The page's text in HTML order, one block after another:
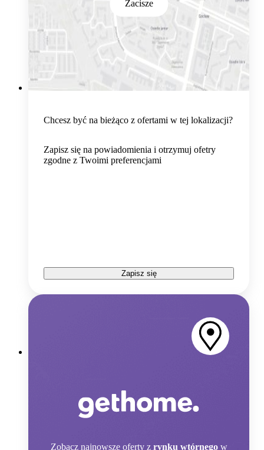
Zacisze
Chcesz być na bieżąco z ofertami w tej lokalizacji?
Zapisz się na powiadomienia i otrzymuj ofetry
zgodne z Twoimi preferencjami
Zapisz się
Zobacz najnowsze oferty z rynku wtórnego w